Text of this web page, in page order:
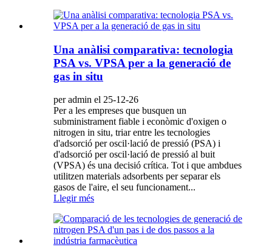
Una anàlisi comparativa: tecnologia
PSA vs. VPSA per a la generació de
gas in situ
per admin el 25-12-26
Per a les empreses que busquen un
subministrament fiable i econòmic d'oxigen o
nitrogen in situ, triar entre les tecnologies
d'adsorció per oscil·lació de pressió (PSA) i
d'adsorció per oscil·lació de pressió al buit
(VPSA) és una decisió crítica. Tot i que ambdues
utilitzen materials adsorbents per separar els
gasos de l'aire, el seu funcionament...
Llegir més